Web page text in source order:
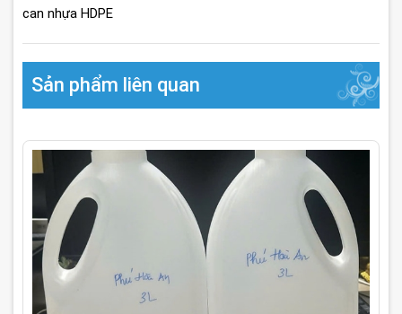
can nhựa HDPE
Sản phẩm liên quan